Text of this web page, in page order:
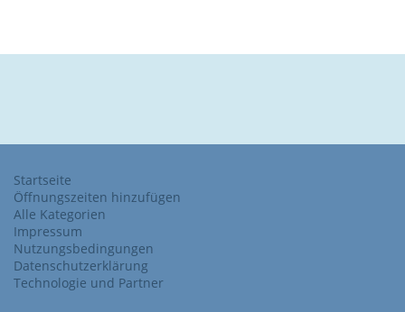
Startseite
Öffnungszeiten hinzufügen
Alle Kategorien
Impressum
Nutzungsbedingungen
Datenschutzerklärung
Technologie und Partner